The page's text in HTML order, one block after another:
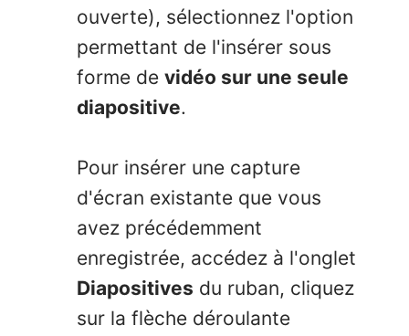
ouverte), sélectionnez l'option
permettant de l'insérer sous
forme de vidéo sur une seule
diapositive.
Pour insérer une capture
d'écran existante que vous
avez précédemment
enregistrée, accédez à l'onglet
Diapositives du ruban, cliquez
sur la flèche déroulante